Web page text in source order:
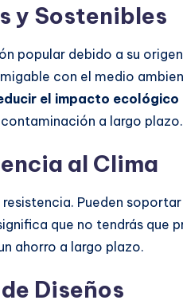
y Sostenibles
popular debido a su
con el medio
el impacto ecológico
a largo plazo.
al Clima
Pueden
que no tendrás que
ahorro a largo plazo.
Diseños